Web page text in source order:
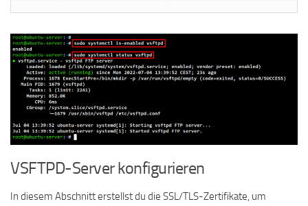
VSFTPD-Server konfigurieren
In diesem Abschnitt erstellst du die SSL/TLS-Zertifikate, um